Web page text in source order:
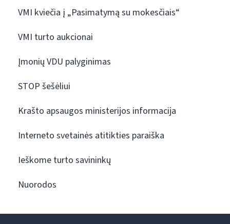
VMI kviečia į „Pasimatymą su mokesčiais“
VMI turto aukcionai
Įmonių VDU palyginimas
STOP šešėliui
Krašto apsaugos ministerijos informacija
Interneto svetainės atitikties paraiška
Ieškome turto savininkų
Nuorodos